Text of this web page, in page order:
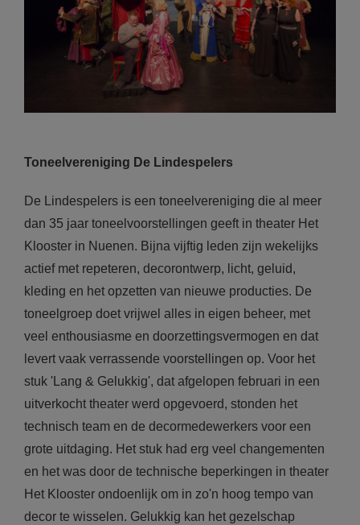
Toneelvereniging De Lindespelers
De Lindespelers is een toneelvereniging die al meer
dan 35 jaar toneelvoorstellingen geeft in theater Het
Klooster in Nuenen. Bijna vijftig leden zijn wekelijks
actief met repeteren, decorontwerp, licht, geluid,
kleding en het opzetten van nieuwe producties. De
toneelgroep doet vrijwel alles in eigen beheer, met
veel enthousiasme en doorzettingsvermogen en dat
levert vaak verrassende voorstellingen op. Voor het
stuk 'Lang & Gelukkig', dat afgelopen februari in een
uitverkocht theater werd opgevoerd, stonden het
technisch team en de decormedewerkers voor een
grote uitdaging. Het stuk had erg veel changementen
en het was door de technische beperkingen in theater
Het Klooster ondoenlijk om in zo'n hoog tempo van
decor te wisselen. Gelukkig kan het gezelschap